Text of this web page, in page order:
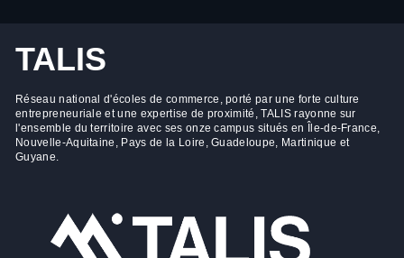
TALIS
Réseau national d'écoles de commerce, porté par une forte culture
entrepreneuriale et une expertise de proximité, TALIS rayonne sur
l'ensemble du territoire avec ses onze campus situés en Île-de-France,
Nouvelle-Aquitaine, Pays de la Loire, Guadeloupe, Martinique et
Guyane.